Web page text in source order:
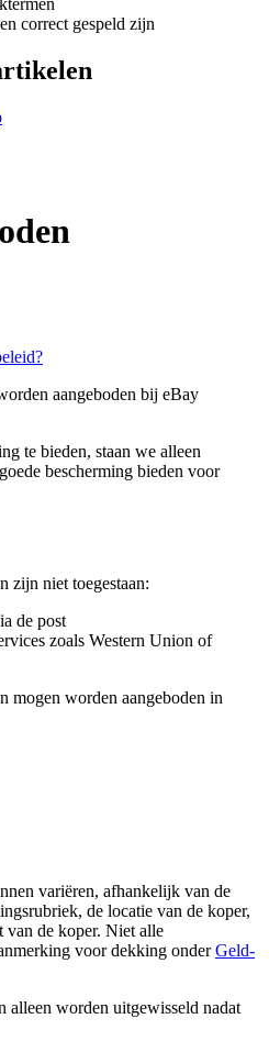
correct gespeld zijn
aangeboden bij eBay
te bieden, staan we alleen
bescherming bieden voor
zijn niet toegestaan:
de post
zoals Western Union of
mogen worden aangeboden in
variëren, afhankelijk van de
de locatie van de koper,
van de koper. Niet alle
voor dekking onderGeld-
alleen worden uitgewisseld nadat